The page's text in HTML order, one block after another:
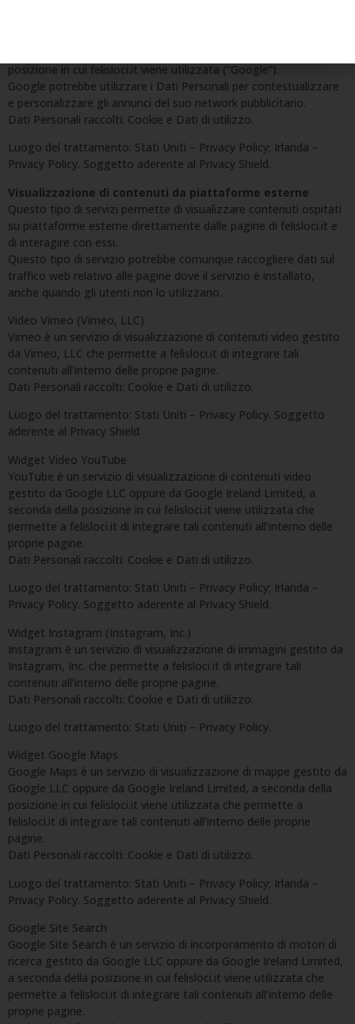
posizione in cui felisloci.it viene utilizzata (“Google”).
Google potrebbe utilizzare i Dati Personali per contestualizzare
e personalizzare gli annunci del suo network pubblicitario.
Dati Personali raccolti: Cookie e Dati di utilizzo.
Luogo del trattamento: Stati Uniti – Privacy Policy; Irlanda –
Privacy Policy. Soggetto aderente al Privacy Shield.
Visualizzazione di contenuti da piattaforme esterne
Questo tipo di servizi permette di visualizzare contenuti ospitati
su piattaforme esterne direttamente dalle pagine di felisloci.it e
di interagire con essi.
Questo tipo di servizio potrebbe comunque raccogliere dati sul
traffico web relativo alle pagine dove il servizio è installato,
anche quando gli utenti non lo utilizzano.
Video Vimeo (Vimeo, LLC)
Vimeo è un servizio di visualizzazione di contenuti video gestito
da Vimeo, LLC che permette a felisloci.it di integrare tali
contenuti all’interno delle proprie pagine.
Dati Personali raccolti: Cookie e Dati di utilizzo.
Luogo del trattamento: Stati Uniti – Privacy Policy. Soggetto
aderente al Privacy Shield.
Widget Video YouTube
YouTube è un servizio di visualizzazione di contenuti video
gestito da Google LLC oppure da Google Ireland Limited, a
seconda della posizione in cui felisloci.it viene utilizzata che
permette a felisloci.it di integrare tali contenuti all’interno delle
proprie pagine.
Dati Personali raccolti: Cookie e Dati di utilizzo.
Luogo del trattamento: Stati Uniti – Privacy Policy; Irlanda –
Privacy Policy. Soggetto aderente al Privacy Shield.
Widget Instagram (Instagram, Inc.)
Instagram è un servizio di visualizzazione di immagini gestito da
Instagram, Inc. che permette a felisloci.it di integrare tali
contenuti all’interno delle proprie pagine.
Dati Personali raccolti: Cookie e Dati di utilizzo.
Luogo del trattamento: Stati Uniti – Privacy Policy.
Widget Google Maps
Google Maps è un servizio di visualizzazione di mappe gestito da
Google LLC oppure da Google Ireland Limited, a seconda della
posizione in cui felisloci.it viene utilizzata che permette a
felisloci.it di integrare tali contenuti all’interno delle proprie
pagine.
Dati Personali raccolti: Cookie e Dati di utilizzo.
Luogo del trattamento: Stati Uniti – Privacy Policy; Irlanda –
Privacy Policy. Soggetto aderente al Privacy Shield.
Google Site Search
Google Site Search è un servizio di incorporamento di motori di
ricerca gestito da Google LLC oppure da Google Ireland Limited,
a seconda della posizione in cui felisloci.it viene utilizzata che
permette a felisloci.it di integrare tali contenuti all’interno delle
proprie pagine.